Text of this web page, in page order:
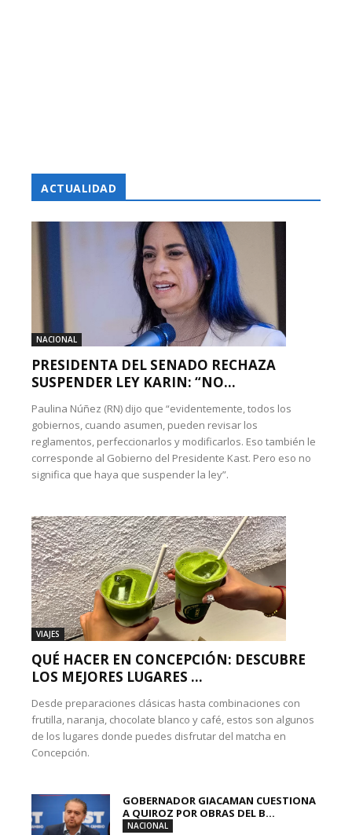
ACTUALIDAD
NACIONAL
PRESIDENTA DEL SENADO RECHAZA
SUSPENDER LEY KARIN: “NO...
Paulina Núñez (RN) dijo que “evidentemente, todos los
gobiernos, cuando asumen, pueden revisar los
reglamentos, perfeccionarlos y modificarlos. Eso también le
corresponde al Gobierno del Presidente Kast. Pero eso no
significa que haya que suspender la ley”.
VIAJES
QUÉ HACER EN CONCEPCIÓN: DESCUBRE
LOS MEJORES LUGARES ...
Desde preparaciones clásicas hasta combinaciones con
frutilla, naranja, chocolate blanco y café, estos son algunos
de los lugares donde puedes disfrutar del matcha en
Concepción.
GOBERNADOR GIACAMAN CUESTIONA
A QUIROZ POR OBRAS DEL B...
NACIONAL